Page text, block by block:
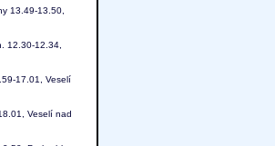
13.49-13.50,
12.30-12.34,
17.01, Veselí
Veselí nad